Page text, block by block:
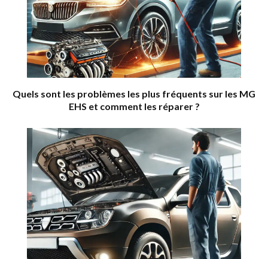
Quels sont les problèmes les plus fréquents sur les MG
EHS et comment les réparer ?